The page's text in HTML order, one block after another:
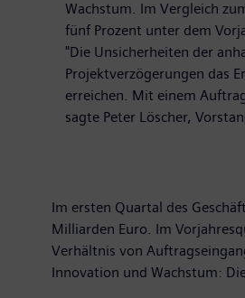
Wachstum. Im Vergleich
fünf Prozent unter dem
"Die Unsicherheiten der
Projektverzögerungen das
erreichen. Mit einem
sagte Peter Löscher,
Im ersten Quartal des
Milliarden Euro. Im
Verhältnis von
Innovation und Wachstum: